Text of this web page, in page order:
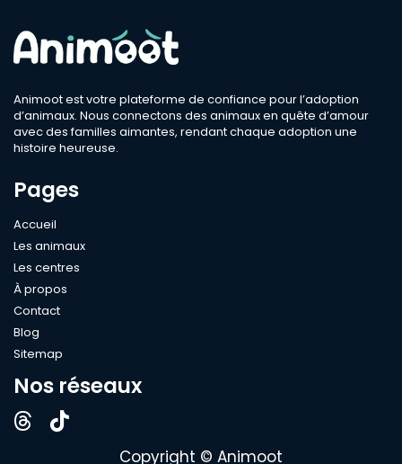
Animoot est votre plateforme de confiance pour l’adoption
d’animaux. Nous connectons des animaux en quête d’amour
avec des familles aimantes, rendant chaque adoption une
histoire heureuse.
Pages
Accueil
Les animaux
Les centres
À propos
Contact
Blog
Sitemap
Nos réseaux
Copyright © Animoot